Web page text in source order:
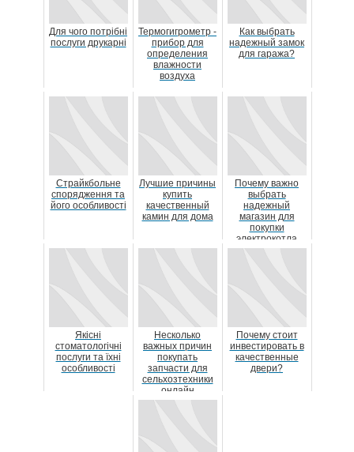
Для чого потрібні
послуги друкарні
Термогигрометр -
прибор для
определения
влажности
воздуха
Как выбрать
надежный замок
для гаража?
Страйкбольне
спорядження та
його особливості
Лучшие причины
купить
качественный
камин для дома
Почему важно
выбрать
надежный
магазин для
покупки
электрокотла
Якісні
стоматологічні
послуги та їхні
особливості
Несколько
важных причин
покупать
запчасти для
сельхозтехники
онлайн
Почему стоит
инвестировать в
качественные
двери?